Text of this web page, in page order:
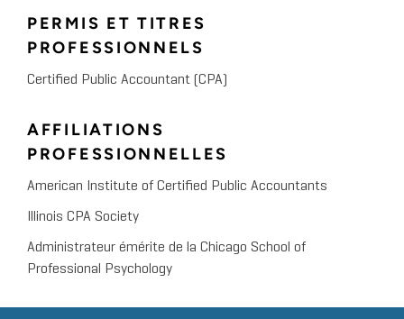
PERMIS ET TITRES
PROFESSIONNELS
Certified Public Accountant (CPA)
AFFILIATIONS
PROFESSIONNELLES
American Institute of Certified Public Accountants
Illinois CPA Society
Administrateur émérite de la Chicago School of
Professional Psychology